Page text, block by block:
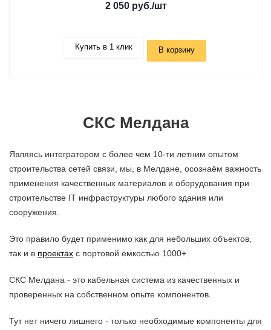
2 050 руб./шт
Купить в 1 клик В корзину
СКС Мелдана
Являясь интегратором с более чем 10-ти летним опытом
строительства сетей связи, мы, в Мелдане, осознаём важность
применения качественных материалов и оборудования при
строительстве IT инфраструктуры любого здания или
сооружения.
Это правило будет применимо как для небольших объектов,
так и в проектах с портовой ёмкостью 1000+.
СКС Мелдана - это кабельная система из качественных и
проверенных на собственном опыте компонентов.
Тут нет ничего лишнего - только необходимые компоненты для